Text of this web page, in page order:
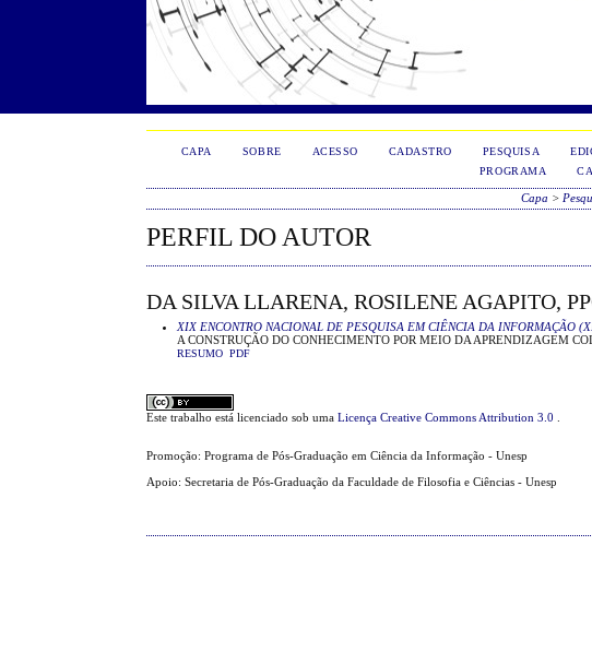
CAPA SOBRE ACESSO CADASTRO PESQUISA
PROGRAMA
Capa >
PERFIL DO AUTOR
DA SILVA LLARENA, ROSILENE AGAPITO,
XIX ENCONTRO NACIONAL DE PESQUISA EM CIÊNCIA DA INFORMAÇÃO
A CONSTRUÇÃO DO CONHECIMENTO POR MEIO DA APRENDIZAGEM
RESUMO PDF
Este trabalho está licenciado sob umaLicença Creative Commons Attribution 3.0
Promoção: Programa de Pós-Graduação em Ciência da Informação - Unesp
Apoio: Secretaria de Pós-Graduação da Faculdade de Filosofia e Ciências - Unesp